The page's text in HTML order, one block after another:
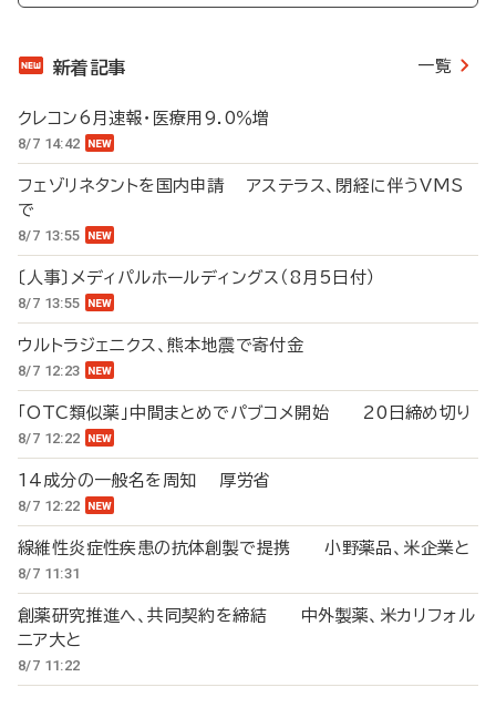
新着記事 一覧
クレコン6月速報・医療用9.0％増
8/7 14:42
フェゾリネタントを国内申請 アステラス、閉経に伴うVMS
で
8/7 13:55
〔人事〕メディパルホールディングス（8月5日付）
8/7 13:55
ウルトラジェニクス、熊本地震で寄付金
8/7 12:23
「OTC類似薬」中間まとめでパブコメ開始 20日締め切り
8/7 12:22
14成分の一般名を周知 厚労省
8/7 12:22
線維性炎症性疾患の抗体創製で提携 小野薬品、米企業と
8/7 11:31
創薬研究推進へ、共同契約を締結 中外製薬、米カリフォル
ニア大と
8/7 11:22